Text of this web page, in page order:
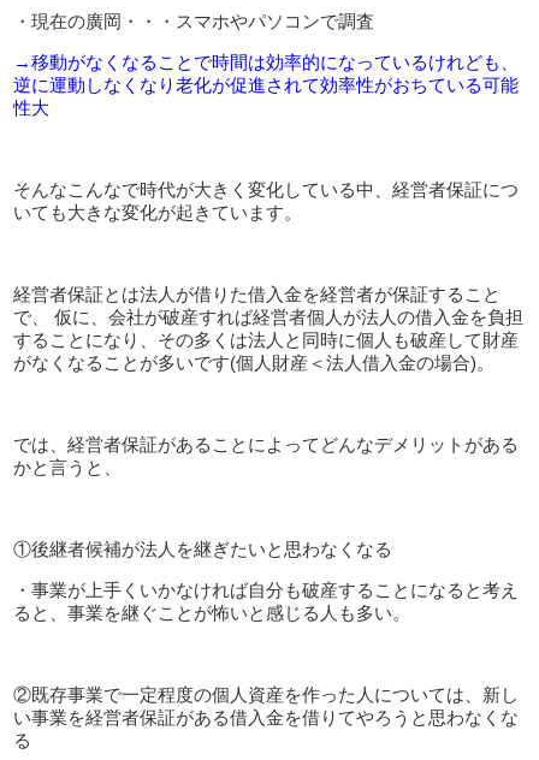
・現在の廣岡・・・スマホやパソコンで調査
→移動がなくなることで時間は効率的になっているけれども、
逆に運動しなくなり老化が促進されて効率性がおちている可能
性大
そんなこんなで時代が大きく変化している中、経営者保証につ
いても大きな変化が起きています。
経営者保証とは法人が借りた借入金を経営者が保証すること
で、 仮に、会社が破産すれば経営者個人が法人の借入金を負担
することになり、その多くは法人と同時に個人も破産して財産
がなくなることが多いです(個人財産＜法人借入金の場合)。
では、経営者保証があることによってどんなデメリットがある
かと言うと、
①後継者候補が法人を継ぎたいと思わなくなる
・事業が上手くいかなければ自分も破産することになると考え
ると、事業を継ぐことが怖いと感じる人も多い。
②既存事業で一定程度の個人資産を作った人については、新し
い事業を経営者保証がある借入金を借りてやろうと思わなくな
る